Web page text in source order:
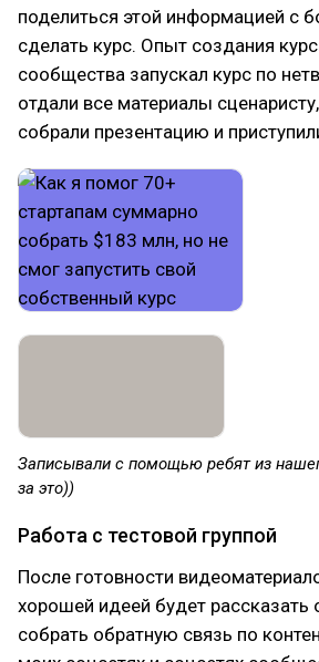
поделиться этой информацией с
сделать курс. Опыт создания
сообщества запускал курс по
отдали все материалы
собрали презентацию и
Записывали с помощью ребят из
за это))
Работа с тестовой группой
После готовности
хорошей идеей будет рассказать
собрать обратную связь по